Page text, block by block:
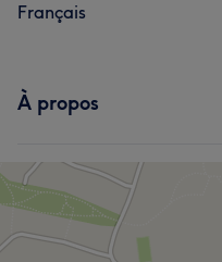
Français
À propos